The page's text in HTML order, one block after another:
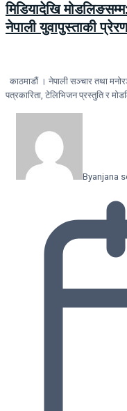
मिडियादेखि
नेपाली युवापुस्ताकी
काठमाडौं । नेपाली सञ्चार तथा
पत्रकारिता, टेलिभिजन प्रस्तुति र
Byanjana